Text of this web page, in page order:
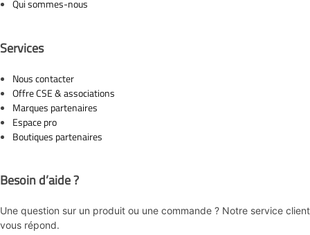
Qui sommes-nous
Services
Nous contacter
Offre CSE & associations
Marques partenaires
Espace pro
Boutiques partenaires
Besoin d’aide ?
Une question sur un produit ou une commande ? Notre service client
vous répond.